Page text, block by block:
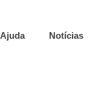
Ajuda Notícias